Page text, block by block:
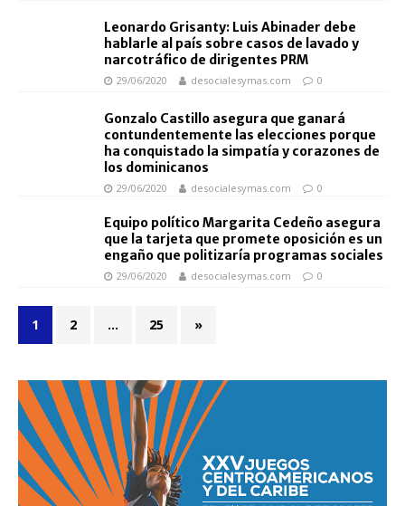
Leonardo Grisanty: Luis Abinader debe
hablarle al país sobre casos de lavado y
narcotráfico de dirigentes PRM
29/06/2020 desocialesymas.com 0
Gonzalo Castillo asegura que ganará
contundentemente las elecciones porque
ha conquistado la simpatía y corazones de
los dominicanos
29/06/2020 desocialesymas.com 0
Equipo político Margarita Cedeño asegura
que la tarjeta que promete oposición es un
engaño que politizaría programas sociales
29/06/2020 desocialesymas.com 0
1 2 … 25 »